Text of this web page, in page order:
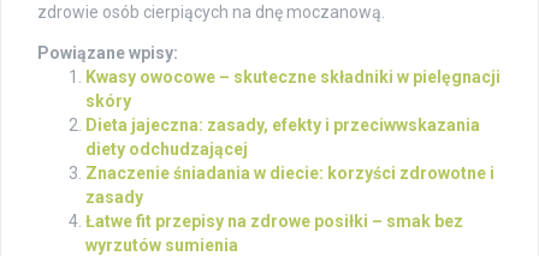
zdrowie osób cierpiących na dnę moczanową.
Powiązane wpisy:
Kwasy owocowe – skuteczne składniki w pielęgnacji
skóry
Dieta jajeczna: zasady, efekty i przeciwwskazania
diety odchudzającej
Znaczenie śniadania w diecie: korzyści zdrowotne i
zasady
Łatwe fit przepisy na zdrowe posiłki – smak bez
wyrzutów sumienia